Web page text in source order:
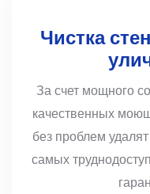
Чистка
За счет мощного
качественных
без проблем
самых